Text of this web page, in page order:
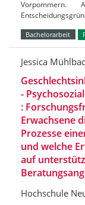
Vorpommern.
Bachelorarbeit
Jessica
-
:
Erwachsene
Prozesse
und welche
auf
Hochschule